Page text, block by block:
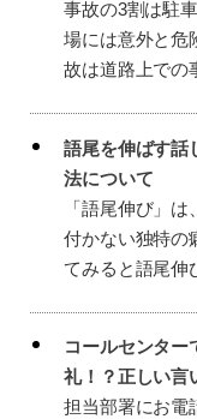
事故の3割は駐
場には意外と危
故は道路上での
語尾を伸ばす話
法について
「語尾伸び」
付かない独特の
てみると語尾伸
コールセンター
礼！？正しい言
担当部署にお電